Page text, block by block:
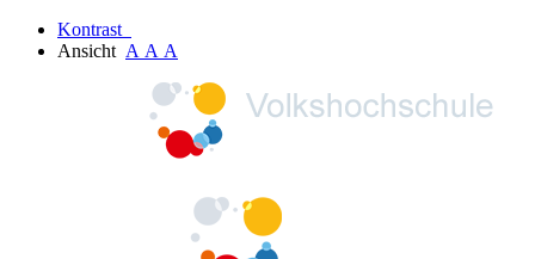
Kontrast
Ansicht A A A